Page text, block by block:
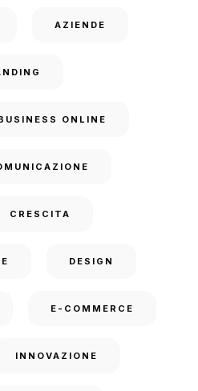
AZIENDE
ONLINE
CRESCITA
DESIGN
E-COMMERCE
INNOVAZIONE